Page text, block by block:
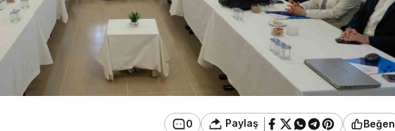
0 Paylaş Beğen